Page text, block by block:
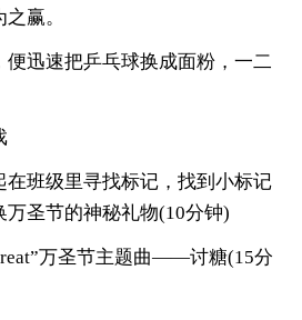
赢。
迅速把乒乓球换成面粉，一二
班级里寻找标记，找到小标记
圣节的神秘礼物(10分钟)
万圣节主题曲——讨糖(15分